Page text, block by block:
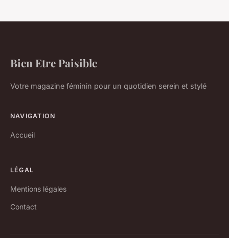
Bien Etre Paisible
Votre magazine féminin pour un quotidien serein et stylé
NAVIGATION
Accueil
LÉGAL
Mentions légales
Contact